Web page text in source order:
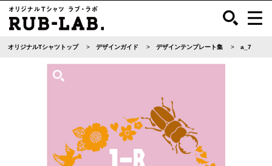
オリジナルTシャツトップ デザインガイド デザインテンプレート集 a_7